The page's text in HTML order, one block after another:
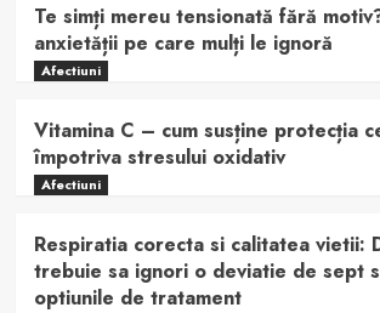
Te simți mereu tensionată fără
anxietății pe care mulți le ignoră
Afectiuni
Vitamina C – cum susține protecția
împotriva stresului oxidativ
Afectiuni
Respiratia corecta si calitatea vietii:
trebuie sa ignori o deviatie de sept
optiunile de tratament